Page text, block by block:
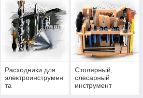
Расходники для
электроинструмен
та
Столярный,
слесарный
инструмент